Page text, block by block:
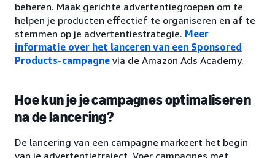
beheren. Maak gerichte advertentiegroepen om te
helpen je producten effectief te organiseren en af te
stemmen op je advertentiestrategie. Meer
informatie over het lanceren van een Sponsored
Products-campagne via de Amazon Ads Academy.
Hoe kun je je campagnes optimaliseren
na de lancering?
De lancering van een campagne markeert het begin
van je advertentietraject. Voer campagnes met